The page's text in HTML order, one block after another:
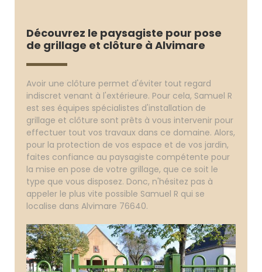
Découvrez le paysagiste pour pose
de grillage et clôture à Alvimare
Avoir une clôture permet d'éviter tout regard
indiscret venant à l'extérieure. Pour cela, Samuel R
est ses équipes spécialistes d'installation de
grillage et clôture sont prêts à vous intervenir pour
effectuer tout vos travaux dans ce domaine. Alors,
pour la protection de vos espace et de vos jardin,
faites confiance au paysagiste compétente pour
la mise en pose de votre grillage, que ce soit le
type que vous disposez. Donc, n'hésitez pas à
appeler le plus vite possible Samuel R qui se
localise dans Alvimare 76640.